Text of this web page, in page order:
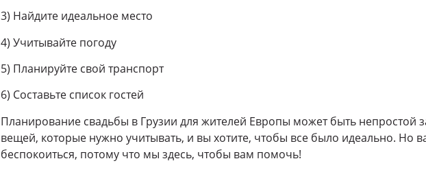
3) Найдите идеальное место
4) Учитывайте погоду
5) Планируйте свой транспорт
6) Составьте список гостей
Планирование свадьбы в Грузии для жителей Европы может быть непростой
вещей, которые нужно учитывать, и вы хотите, чтобы все было идеально. Но
беспокоиться, потому что мы здесь, чтобы вам помочь!